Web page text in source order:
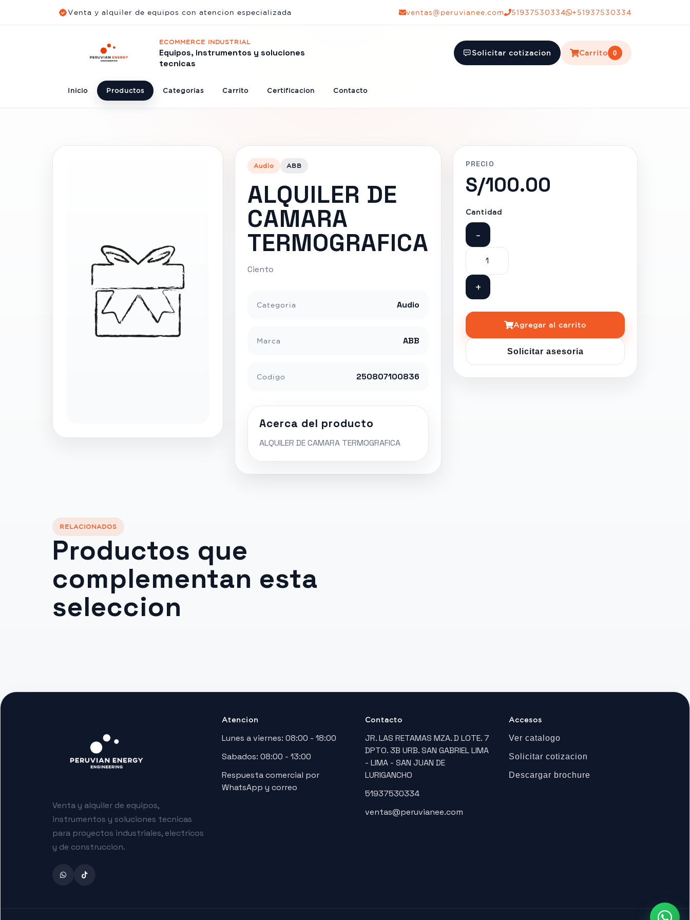
Venta y alquiler de equipos con atencion especializada ventas@peruvianee.com 51937530334 +51937530334
ECOMMERCE INDUSTRIAL
Equipos, instrumentos y soluciones
tecnicas
Solicitar cotizacion Carrito 0
Inicio Productos Categorias Carrito Certificacion Contacto
Audio ABB
ALQUILER DE
CAMARA
TERMOGRAFICA
Ciento
Categoria Audio
Marca ABB
Codigo 250807100836
Acerca del producto
ALQUILER DE CAMARA TERMOGRAFICA
PRECIO
S/100.00
Cantidad
-
+
Agregar al carrito
Solicitar asesoria
RELACIONADOS
Productos que
complementan esta
seleccion
Venta y alquiler de equipos,
instrumentos y soluciones tecnicas
para proyectos industriales, electricos
y de construccion.
Atencion
Lunes a viernes: 08:00 - 18:00
Sabados: 08:00 - 13:00
Respuesta comercial por
WhatsApp y correo
Contacto
JR. LAS RETAMAS MZA. D LOTE. 7
DPTO. 3B URB. SAN GABRIEL LIMA
- LIMA - SAN JUAN DE
LURIGANCHO
51937530334
ventas@peruvianee.com
Accesos
Ver catalogo
Solicitar cotizacion
Descargar brochure